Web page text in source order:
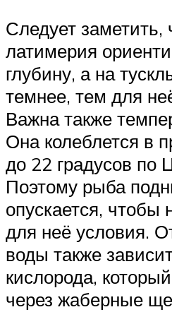
Следует заметить,
латимерия
глубину, а на
темнее, тем для
Важна также
Она колеблется в
до 22 градусов по
Поэтому рыба
опускается, чтобы
для неё условия.
воды также
кислорода,
через жаберные